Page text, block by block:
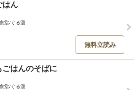
はん
堂/ぐる漫
無料立読み
はんのそばに
堂/ぐる漫